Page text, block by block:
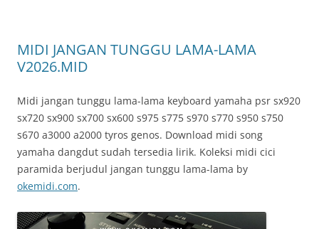
MIDI JANGAN TUNGGU LAMA-LAMA
V2026.MID
Midi jangan tunggu lama-lama keyboard yamaha psr sx920
sx720 sx900 sx700 sx600 s975 s775 s970 s770 s950 s750
s670 a3000 a2000 tyros genos. Download midi song
yamaha dangdut sudah tersedia lirik. Koleksi midi cici
paramida berjudul jangan tunggu lama-lama by
okemidi.com.